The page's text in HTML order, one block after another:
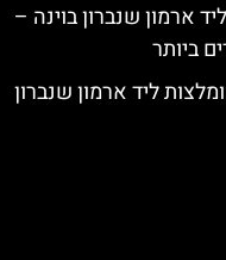
ארמון שנברון בוינה –
ביותר
ליד ארמון שנברון